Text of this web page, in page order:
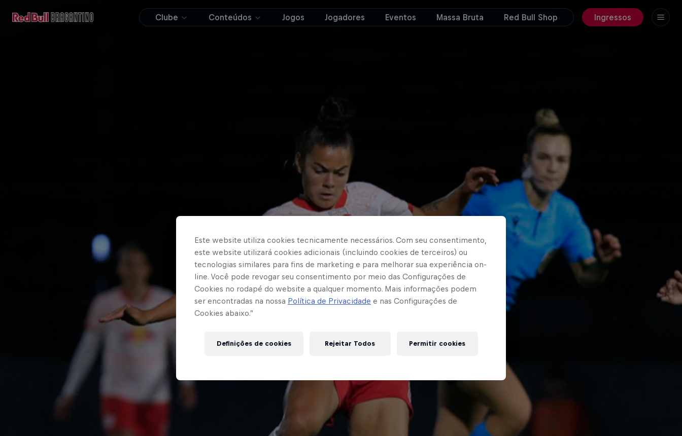
Clube Conteúdos Jogos Jogadores Eventos Massa Bruta Red Bull Shop Ingressos
Este website utiliza cookies tecnicamente necessários. Com seu consentimento,
este website utilizará cookies adicionais (incluindo cookies de terceiros) ou
tecnologias similares para fins de marketing e para melhorar sua experiência on-
line. Você pode revogar seu consentimento por meio das Configurações de
Cookies no rodapé do website a qualquer momento. Mais informações podem
ser encontradas na nossa Política de Privacidade e nas Configurações de
Cookies abaixo.”
Definições de cookies Rejeitar Todos Permitir cookies